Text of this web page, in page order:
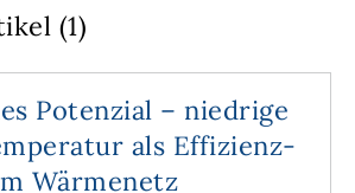
(1)
Potenzial – niedrige
als Effizienz-
Wärmenetz